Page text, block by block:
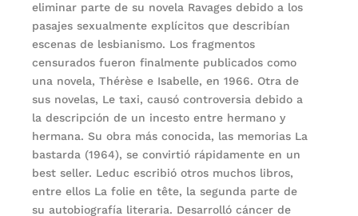
eliminar parte de su novela Ravages debido a los
pasajes sexualmente explícitos que describían
escenas de lesbianismo. Los fragmentos
censurados fueron finalmente publicados como
una novela, Thérèse e Isabelle, en 1966. Otra de
sus novelas, Le taxi, causó controversia debido a
la descripción de un incesto entre hermano y
hermana. Su obra más conocida, las memorias La
bastarda (1964), se convirtió rápidamente en un
best seller. Leduc escribió otros muchos libros,
entre ellos La folie en tête, la segunda parte de
su autobiografía literaria. Desarrolló cáncer de